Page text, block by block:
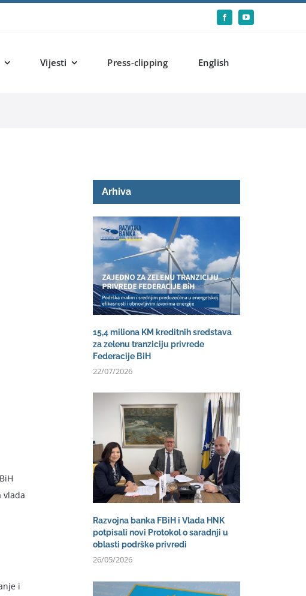
Vijesti Press-clipping English
vlada
i
Arhiva
15,4 miliona KM kreditnih sredstava
za zelenu tranziciju privrede
Federacije BiH
22/07/2026
Razvojna banka FBiH i Vlada HNK
potpisali novi Protokol o saradnji u
oblasti podrške privredi
26/05/2026